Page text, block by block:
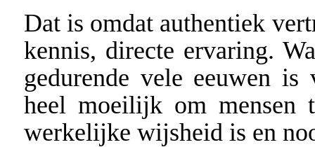
Dat is omdat authentiek
kennis, directe ervaring.
gedurende vele eeuwen
heel moeilijk om mensen
werkelijke wijsheid is en